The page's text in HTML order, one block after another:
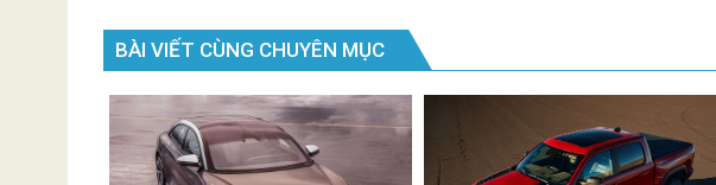
viết
BÀI VIẾT CÙNG CHUYÊN MỤC